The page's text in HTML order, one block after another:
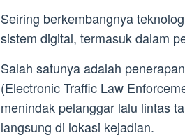
Seiring berkembangnya
sistem digital, termasuk dalam
Salah satunya adalah
(Electronic Traffic Law
menindak pelanggar lalu lintas
langsung di lokasi kejadian.